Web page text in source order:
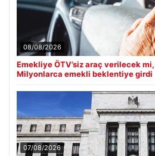
08/08/2026
Emekliye ÖTV’siz araç verilecek mi,
Milyonlarca emekli beklentiye girdi
07/08/2026